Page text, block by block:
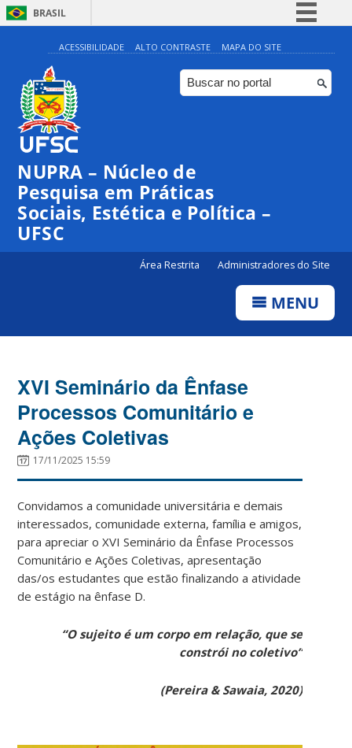
BRASIL
Simplifique!
Comunica BR
Participe
ACESSIBILIDADE ALTO CONTRASTE MAPA DO SITE
NUPRA – Núcleo de
Pesquisa em Práticas
Sociais, Estética e Política –
UFSC
Área Restrita Administradores do Site
MENU
XVI Seminário da Ênfase
Processos Comunitário e
Ações Coletivas
17/11/2025 15:59
Convidamos a comunidade universitária e demais
interessados, comunidade externa, família e amigos,
para apreciar o XVI Seminário da Ênfase Processos
Comunitário e Ações Coletivas, apresentação
das/os estudantes que estão finalizando a atividade
de estágio na ênfase D.
“O sujeito é um corpo em relação, que se
constrói no coletivo”
(Pereira & Sawaia, 2020)